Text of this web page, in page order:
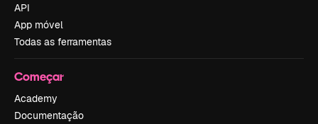
API
App móvel
Todas as ferramentas
Começar
Academy
Documentação